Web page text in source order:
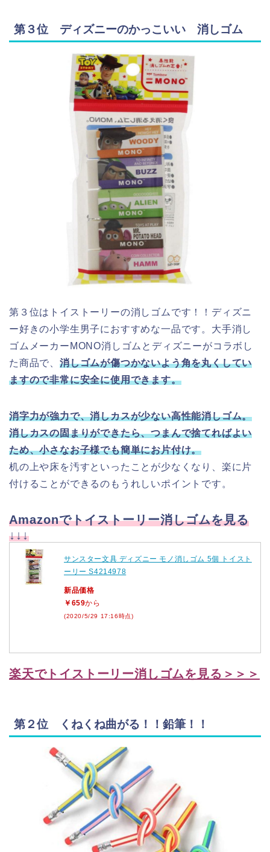
第３位 ディズニーのかっこいい 消しゴム
第３位はトイストーリーの消しゴムです！！ディズニ
ー好きの小学生男子におすすめな一品です。大手消し
ゴムメーカーMONO消しゴムとディズニーがコラボし
た商品で、 消しゴムが傷つかないよう角を丸くしてい
ますので非常に安全に使用できます。
消字力が強力で、消しカスが少ない高性能消しゴム。
消しカスの固まりができたら、つまんで捨てればよい
ため、小さなお子様でも簡単にお片付け。
机の上や床を汚すといったことが少なくなり、楽に片
付けることができるのもうれしいポイントです。
Amazonでトイストーリー消しゴムを見る
↓↓↓
サンスター文具 ディズニー モノ消しゴム 5個 トイスト
ーリー S4214978
新品価格
￥659から
(2020/5/29 17:16時点)
楽天でトイストーリー消しゴムを見る＞＞＞
第２位 くねくね曲がる！！鉛筆！！